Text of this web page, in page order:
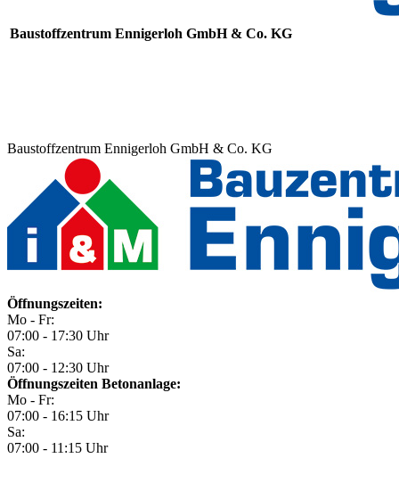
Baustoffzentrum Ennigerloh GmbH & Co. KG
Baustoffzentrum Ennigerloh GmbH & Co. KG
Öffnungszeiten:
Mo - Fr:
07:00 - 17:30 Uhr
Sa:
07:00 - 12:30 Uhr
Öffnungszeiten Betonanlage:
Mo - Fr:
07:00 - 16:15 Uhr
Sa:
07:00 - 11:15 Uhr